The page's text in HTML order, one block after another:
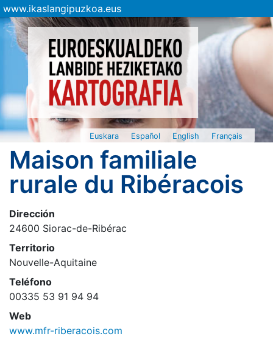
www.ikaslangipuzkoa.eus
Euskara Español English Français
Maison familiale
rurale du Ribéracois
Dirección
24600 Siorac-de-Ribérac
Territorio
Nouvelle-Aquitaine
Teléfono
00335 53 91 94 94
Web
www.mfr-riberacois.com